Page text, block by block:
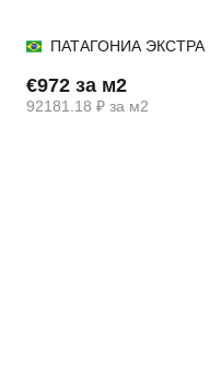
ПАТАГОНИА ЭКСТРА
€972 за м2
92181.18 ₽ за м2